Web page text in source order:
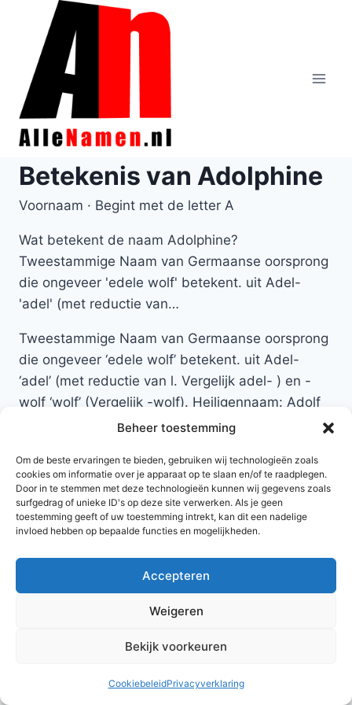
Beheer toestemming
Om de beste ervaringen te bieden, gebruiken wij technologieën zoals
cookies om informatie over je apparaat op te slaan en/of te raadplegen.
Door in te stemmen met deze technologieën kunnen wij gegevens zoals
surfgedrag of unieke ID's op deze site verwerken. Als je geen
toestemming geeft of uw toestemming intrekt, kan dit een nadelige
invloed hebben op bepaalde functies en mogelijkheden.
Accepteren
Weigeren
Bekijk voorkeuren
CookiebeleidPrivacyverklaring
Doorgaan
inhoud
Betekenis van Adolphine
Voornaam · Begint met de letter A
Wat betekent de naam Adolphine?
Tweestammige Naam van Germaanse oorsprong
die ongeveer 'edele wolf' betekent. uit Adel-
'adel' (met reductie van…
Tweestammige Naam van Germaanse oorsprong
die ongeveer ‘edele wolf’ betekent. uit Adel-
‘adel’ (met reductie van l. Vergelijk adel- ) en -
wolf ‘wolf’ (Vergelijk -wolf). Heiligennaam: Adolf
Terug naar namen met de letter A
© 2026 AlleNamen.nl